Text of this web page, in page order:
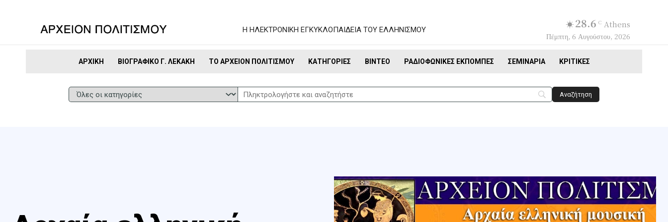
Η ΗΛΕΚΤΡΟΝΙΚΗ ΕΓΚΥΚΛΟΠΑΙΔΕΙΑ ΤΟΥ ΕΛΛΗΝΙΣΜΟΥ 28.6 C Athens
Πέμπτη, 6 Αυγούστου, 2026
ΑΡΧΙΚΉ ΒΙΟΓΡΑΦΙΚΌ Γ. ΛΕΚΆΚΗ ΤΟ ΑΡΧΕΊΟΝ ΠΟΛΙΤΙΣΜΟΎ ΚΑΤΗΓΟΡΊΕΣ ΒΊΝΤΕΟ ΡΑΔΙΟΦΩΝΙΚΈΣ ΕΚΠΟΜΠΈΣ ΣΕΜΙΝΆΡΙΑ ΚΡΙΤΙΚΈΣ